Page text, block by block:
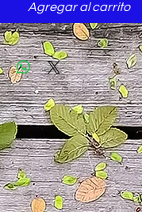
Agregar al carrito